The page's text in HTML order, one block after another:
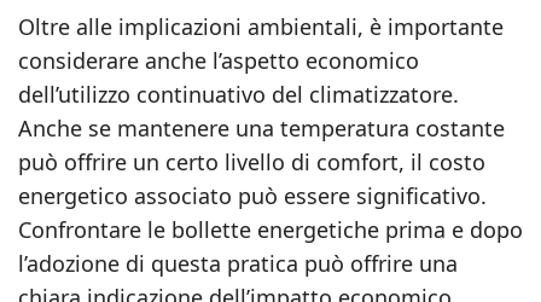
Oltre alle implicazioni ambientali, è importante
considerare anche l’aspetto economico
dell’utilizzo continuativo del climatizzatore.
Anche se mantenere una temperatura costante
può offrire un certo livello di comfort, il costo
energetico associato può essere significativo.
Confrontare le bollette energetiche prima e dopo
l’adozione di questa pratica può offrire una